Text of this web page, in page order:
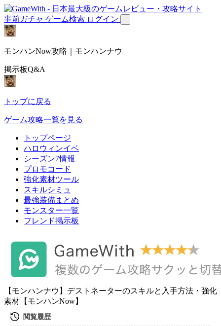
事前ガチャ ゲーム検索 ログイン
モンハンNow攻略｜モンハンナウ
掲示板Q&A
トップに戻る
ゲーム攻略一覧を見る
トップページ
ハロウィンイベ
シーズン7情報
プロモコード
強化素材ツール
スキルシミュ
最強装備まとめ
モンスター一覧
フレンド掲示板
【モンハンナウ】デストネーターのスキルと入手方法・強化
素材【モンハンNow】